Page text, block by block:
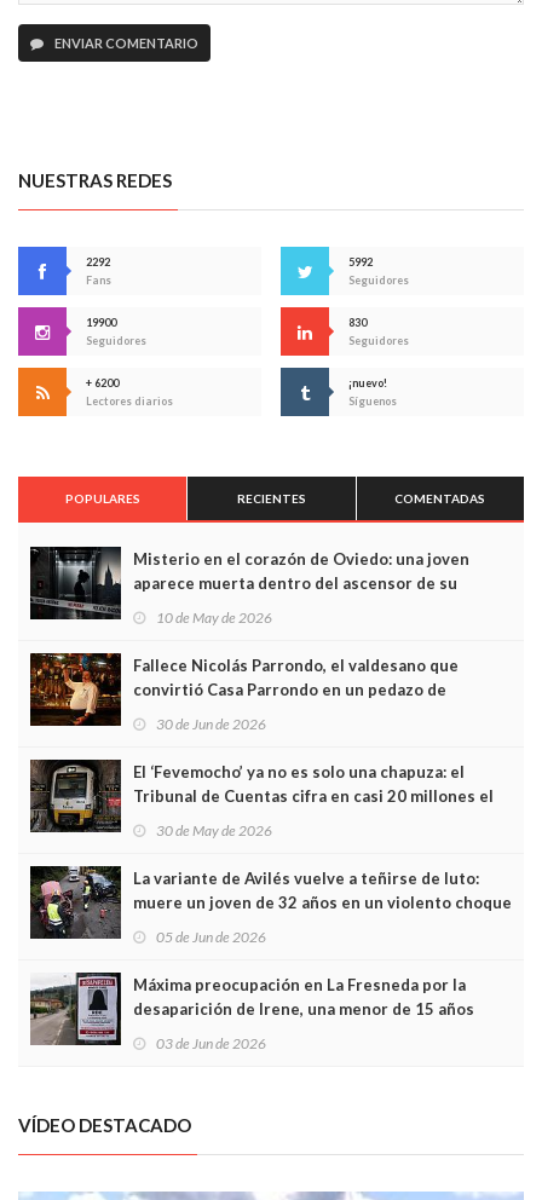
ENVIAR COMENTARIO
NUESTRAS REDES
2292
Fans
5992
Seguidores
19900
Seguidores
830
Seguidores
+ 6200
Lectores diarios
¡nuevo!
Síguenos
POPULARES RECIENTES COMENTADAS
Misterio en el corazón de Oviedo: una joven
aparece muerta dentro del ascensor de su
edificio y las cámaras captan sus últimos minutos
10 de May de 2026
Fallece Nicolás Parrondo, el valdesano que
convirtió Casa Parrondo en un pedazo de
Asturias en Madrid
30 de Jun de 2026
El ‘Fevemocho’ ya no es solo una chapuza: el
Tribunal de Cuentas cifra en casi 20 millones el
sobrecoste de los trenes que no cabían por los
30 de May de 2026
La variante de Avilés vuelve a teñirse de luto:
muere un joven de 32 años en un violento choque
frontal
05 de Jun de 2026
Máxima preocupación en La Fresneda por la
desaparición de Irene, una menor de 15 años
03 de Jun de 2026
VÍDEO DESTACADO